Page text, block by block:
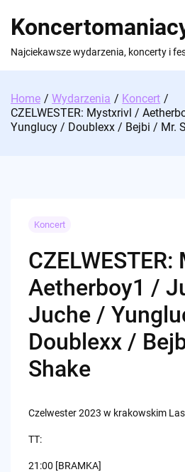
content
Najciekawsze wydarzenia, koncerty i
Home Wydarzenia
Koncert
CZELWESTER: Mystxrivl /
Yunglucy / Doublexx / Bejbi / Mr.
Koncert
Aetherboy1 /
Juche /
Doublexx /
Shake
Czelwester 2023 w krakowskim
TT:
21:00 [BRAMKA]